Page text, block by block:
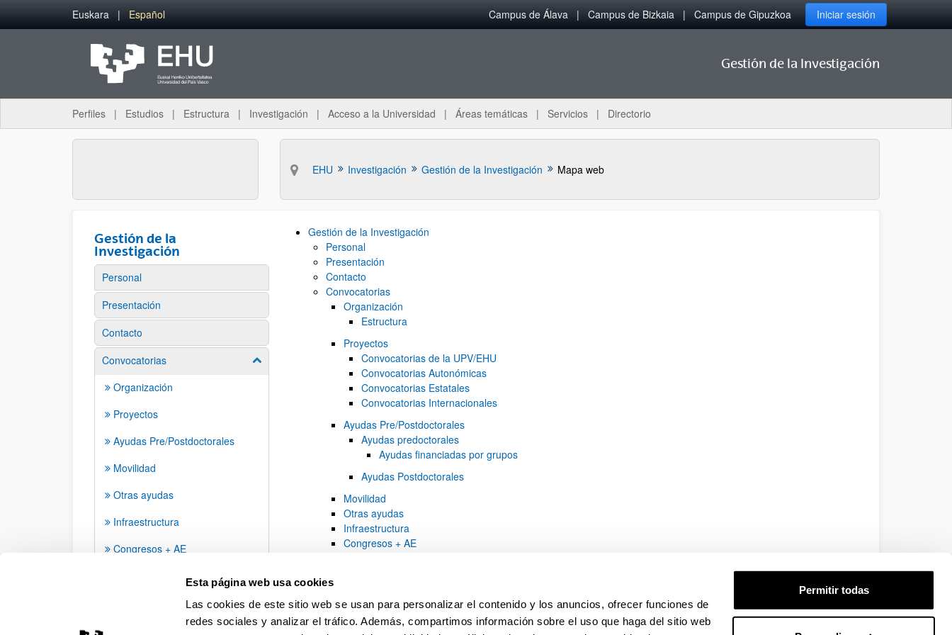
Esta página web usa cookies
Las cookies de este sitio web se usan para personalizar el contenido y los anuncios, ofrecer funciones de
redes sociales y analizar el tráfico. Además, compartimos información sobre el uso que haga del sitio web
Permitir todas
Saltar al contenido principal
Euskara Español Campus de Álava Campus de Bizkaia Campus de Gipuzkoa Iniciar sesión
Gestión de la Investigación
Perfiles Estudios Estructura Investigación Acceso a la Universidad Áreas temáticas Servicios Directorio
EHU Investigación Gestión de la Investigación Mapa web
Gestión de la
Investigación
Personal
Presentación
Contacto
Convocatorias
Mostrar/ocultar subpáginas
Organización
Proyectos
Ayudas Pre/Postdoctorales
Movilidad
Otras ayudas
Infraestructura
Congresos + AE
Grupos de investigación
Gestión de la Investigación
Personal
Presentación
Contacto
Convocatorias
Organización
Estructura
Proyectos
Convocatorias de la UPV/EHU
Convocatorias Autonómicas
Convocatorias Estatales
Convocatorias Internacionales
Ayudas Pre/Postdoctorales
Ayudas predoctorales
Ayudas financiadas por grupos
Ayudas Postdoctorales
Movilidad
Otras ayudas
Infraestructura
Congresos + AE